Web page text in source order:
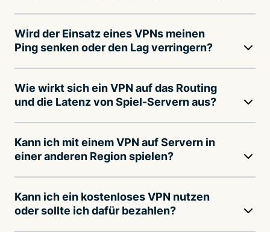
Wird der Einsatz eines VPNs meinen
Ping senken oder den Lag verringern?
Wie wirkt sich ein VPN auf das Routing
und die Latenz von Spiel-Servern aus?
Kann ich mit einem VPN auf Servern in
einer anderen Region spielen?
Kann ich ein kostenloses VPN nutzen
oder sollte ich dafür bezahlen?